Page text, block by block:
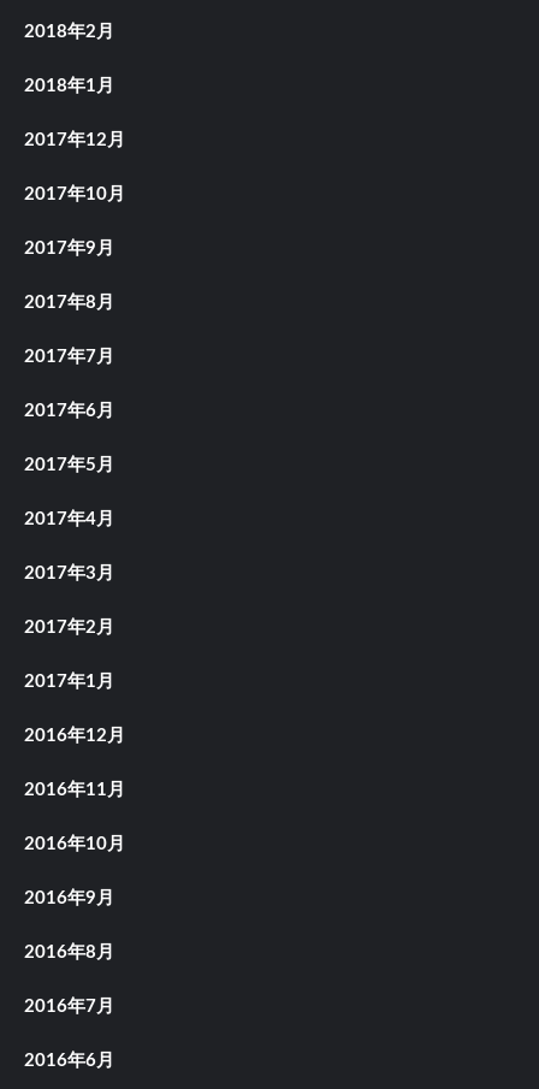
2018年2月
2018年1月
2017年12月
2017年10月
2017年9月
2017年8月
2017年7月
2017年6月
2017年5月
2017年4月
2017年3月
2017年2月
2017年1月
2016年12月
2016年11月
2016年10月
2016年9月
2016年8月
2016年7月
2016年6月